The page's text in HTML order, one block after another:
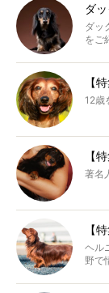
ダ
ダッ
をご
【
12歳
【
著名
【
ヘル
野で